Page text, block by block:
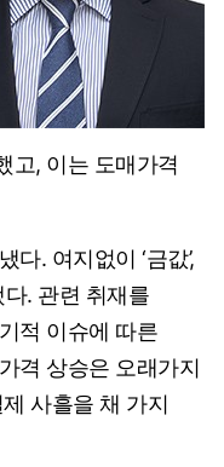
고, 이는 도매가격
. 여지없이 ‘금값’,
다. 관련 취재를
적 이슈에 따른
격 상승은 오래가지
사흘을 채 가지